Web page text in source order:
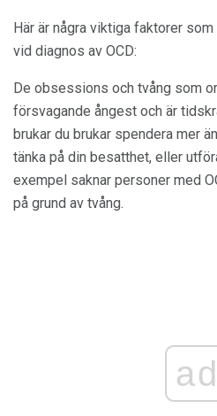
Här är några viktiga faktorer
vid diagnos av OCD:
De obsessions och tvång som
försvagande ångest och är
brukar du brukar spendera mer
tänka på din besatthet, eller
exempel saknar personer med
på grund av tvång.
ad